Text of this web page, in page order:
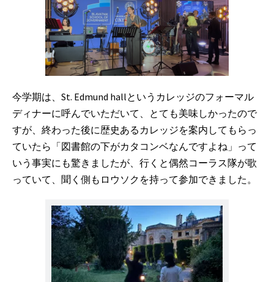
今学期は、St. Edmund hallというカレッジのフォーマル
ディナーに呼んでいただいて、とても美味しかったので
すが、終わった後に歴史あるカレッジを案内してもらっ
ていたら「図書館の下がカタコンベなんですよね」って
いう事実にも驚きましたが、行くと偶然コーラス隊が歌
っていて、聞く側もロウソクを持って参加できました。